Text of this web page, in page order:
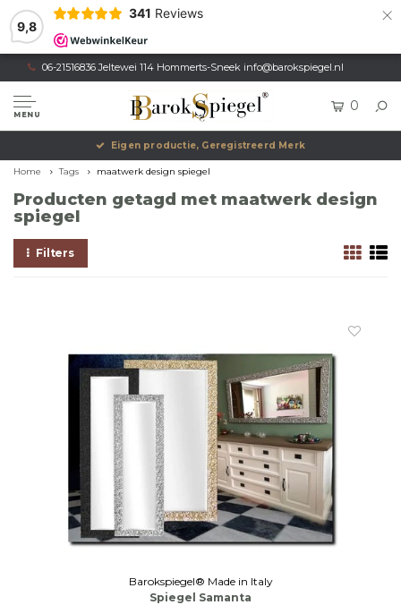
9,8
341 Reviews ×
06-21516836 Jeltewei 114 Hommerts-Sneek info@barokspiegel.nl
MENU
0
Eigen productie, Geregistreerd Merk
Home Tags maatwerk design spiegel
Producten getagd met maatwerk design
spiegel
Filters
Barokspiegel® Made in Italy
Spiegel Samanta